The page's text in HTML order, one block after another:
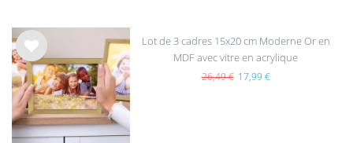
List
e de
sou
hait
s
Lot de 3 cadres 15x20 cm Moderne Or en
MDF avec vitre en acrylique
26,49 € 17,99 €